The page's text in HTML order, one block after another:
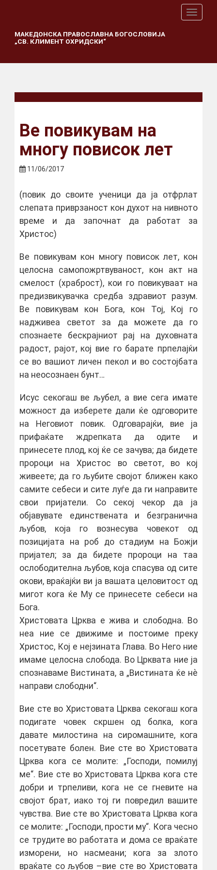
T
o
e
v
i
МАКЕДОНСКА ПРАВОСЛАВНА БОГОСЛОВИЈА
„СВ. КЛИМЕНТ ОХРИДСКИ“
Ве повикувам на
многу повисок лет
11/06/2017
(повик до своите ученици да ја отфрлат
слепата приврзаност кон духот на нивното
време и да започнат да работат за
Христос)
Ве повикувам кон многу повисок лет, кон
целосна самопожртвуваност, кон акт на
смелост (храброст), кои го повикуваат на
предизвикувачка средба здравиот разум.
Ве повикувам кон Бога, кон Тој, Кој го
надживеа светот за да можете да го
спознаете бескрајниот рај на духовната
радост, рајот, кој вие го барате прпелајќи
се во вашиот личен пекол и во состојбата
на неосознаен бунт…
Исус секогаш ве љубел, а вие сега имате
можност да изберете дали ќе одговорите
на Неговиот повик. Одговарајќи, вие ја
прифаќате ждрепката да одите и
принесете плод, кој ќе се зачува; да бидете
пророци на Христос во светот, во кој
живеете; да го љубите својот ближен како
самите себеси и сите луѓе да ги направите
свои пријатели. Со секој чекор да ја
објавувате единствената и безгранична
љубов, која го вознесува човекот од
позицијата на роб до стадиум на Божји
пријател; за да бидете пророци на таа
ослободителна љубов, која спасува од сите
окови, враќајќи ви ја вашата целовитост од
мигот кога ќе Му се принесете себеси на
Бога.
Христовата Црква е жива и слободна. Во
неа ние се движиме и постоиме преку
Христос, Кој е нејзината Глава. Во Него ние
имаме целосна слобода. Во Црквата ние ја
спознаваме Вистината, а „Вистината ќе нѐ
направи слободни“.
Вие сте во Христовата Црква секогаш кога
подигате човек скршен од болка, кога
давате милостина на сиромашните, кога
посетувате болен. Вие сте во Христовата
Црква кога се молите: „Господи, помилуј
ме“. Вие сте во Христовата Црква кога сте
добри и трпеливи, кога не се гневите на
својот брат, иако тој ги повредил вашите
чувства. Вие сте во Христовата Црква кога
се молите: „Господи, прости му“. Кога чесно
се трудите во работата и дома се враќате
изморени, но насмеани; кога за злото
враќате со љубов –вие сте во Христовата